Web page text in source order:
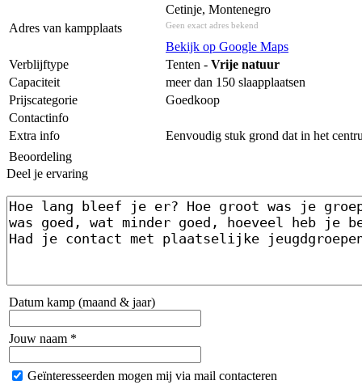
Adres van kampplaats
Cetinje, Montenegro
Geen exact adres bekend
Bekijk op Google Maps
Verblijftype
Tenten - Vrije natuur
Capaciteit
meer dan 150 slaapplaatsen
Prijscategorie
Goedkoop
Contactinfo
Extra info
Eenvoudig stuk grond dat in het
Beoordeling
Deel je ervaring
Datum kamp (maand & jaar)
Jouw naam *
Geïnteresseerden mogen mij via mail contacteren